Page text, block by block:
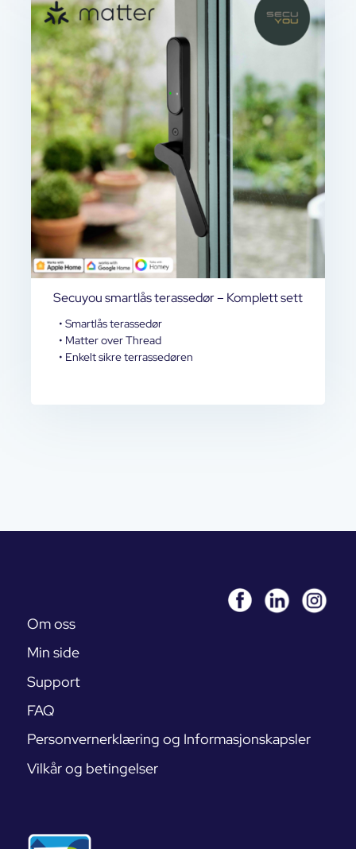
Secuyou smartlås terassedør – Komplett sett
• Smartlås terassedør
• Matter over Thread
• Enkelt sikre terrassedøren
Om oss
Min side
Support
FAQ
Personvernerklæring og Informasjonskapsler
Vilkår og betingelser